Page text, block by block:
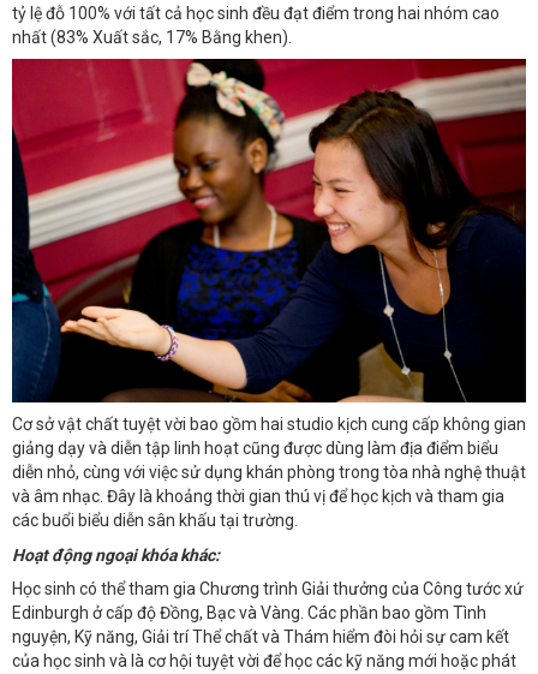
tỷ lệ đỗ 100% với tất cả học sinh đều đạt điểm trong hai nhóm cao
nhất (83% Xuất sắc, 17% Bằng khen).
Cơ sở vật chất tuyệt vời bao gồm hai studio kịch cung cấp không gian
giảng dạy và diễn tập linh hoạt cũng được dùng làm địa điểm biểu
diễn nhỏ, cùng với việc sử dụng khán phòng trong tòa nhà nghệ thuật
và âm nhạc. Đây là khoảng thời gian thú vị để học kịch và tham gia
các buổi biểu diễn sân khấu tại trường.
Hoạt động ngoại khóa khác:
Học sinh có thể tham gia Chương trình Giải thưởng của Công tước xứ
Edinburgh ở cấp độ Đồng, Bạc và Vàng. Các phần bao gồm Tình
nguyện, Kỹ năng, Giải trí Thể chất và Thám hiểm đòi hỏi sự cam kết
của học sinh và là cơ hội tuyệt vời để học các kỹ năng mới hoặc phát